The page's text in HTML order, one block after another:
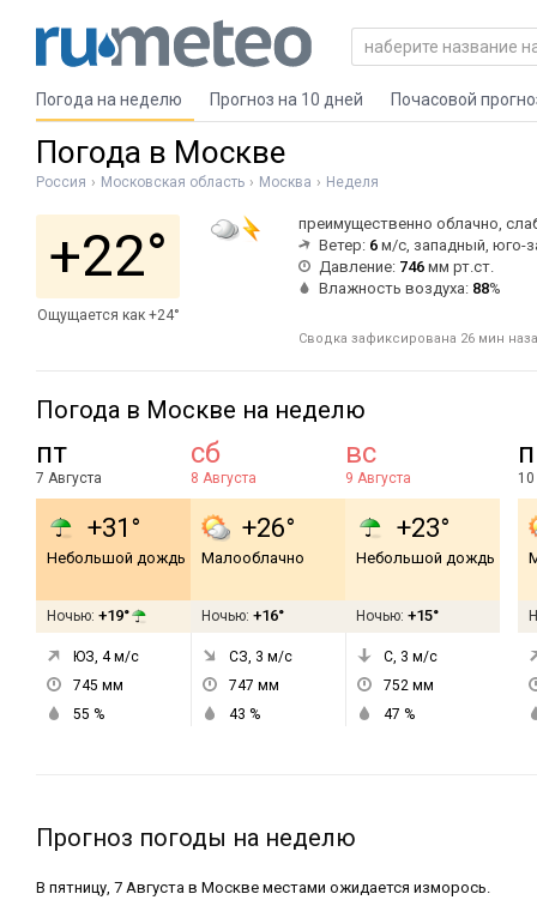
Погода на неделю Прогноз на 10 дней Почасовой
Погода в Москве
Россия Московская область Москва Неделя
+22°
Ощущается как +24°
преимущественно облачно,
Ветер: 6 м/с, западный, юго-
Давление: 746 мм рт.ст.
Влажность воздуха: 88%
Сводка зафиксирована 26 мин
Погода в Москве на неделю
пт
7 Августа
+31°
Небольшой дождь
Ночью: +19°
ЮЗ, 4м/с
745 мм
55 %
сб
8 Августа
+26°
Малооблачно
Ночью: +16°
СЗ, 3 м/с
747 мм
43 %
вс
9 Августа
+23°
Небольшой дождь
Ночью: +15°
С, 3 м/с
752 мм
47 %
10
Прогноз погоды на неделю
В пятницу, 7 Августа в Москве местами ожидается изморось.